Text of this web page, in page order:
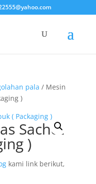
pala / Mesin
)
Sachet
)
kami link berikut,